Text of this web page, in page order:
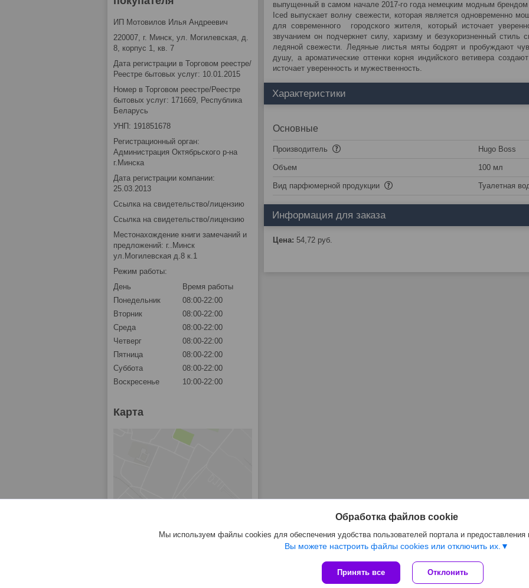
выпущенный в самом начале 2017-го года немецким модным
Iced выпускает волну свежести, которая является одновременно
для современного городского жителя, который источает
звучанием он подчеркнет силу, харизму и безукоризненный стиль
ледяной свежести. Ледяные листья мяты бодрят и пробуждают
душу, а ароматические оттенки корня индийского ветивера
источает уверенность и мужественность.
Характеристики
Основные
Производитель Hugo Boss
Объем 100 мл
Вид парфюмерной продукции Туалетная
Информация для заказа
Цена: 54,72 руб.
ИП Мотовилов Илья Андреевич
220007, г. Минск, ул. Могилевская, д.
8, корпус 1, кв. 7
Дата регистрации в Торговом реестре/
Реестре бытовых услуг: 10.01.2015
Номер в Торговом реестре/Реестре
бытовых услуг: 171669, Республика
Беларусь
УНП: 191851678
Регистрационный орган:
Администрация Октябрьского р-на
г.Минска
Дата регистрации компании:
25.03.2013
Ссылка на свидетельство/лицензию
Ссылка на свидетельство/лицензию
Местонахождение книги замечаний и
предложений: г..Минск
ул.Могилевская д.8 к.1
Режим работы:
День
Время работы
Понедельник
08:00-22:00
Вторник
08:00-22:00
Среда
08:00-22:00
Четверг
08:00-22:00
Пятница
08:00-22:00
Суббота
08:00-22:00
Воскресенье
10:00-22:00
Карта
Сайт создан на платформе Deal.by
Политика обработки файлов cookies
Обработка файлов cookie
Мы используем файлы cookies для обеспечения удобства пользователей портала и
Вы можете настроить файлы cookies или отключить их.
Принять все Отклонить